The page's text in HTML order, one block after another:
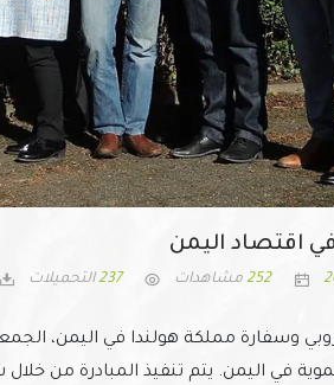
اقتصاد اليمن
252 مشاهدات 237التحميلات
وسفارة مملكة هولندا في اليمن،